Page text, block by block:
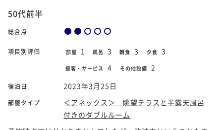
50代前半
総合点
項目別評価 部屋 1 風呂 3 朝食 3 夕食 3
接客・サービス 4 その他設備 2
宿泊日 2023年3月25日
部屋タイプ
＜アネックス＞ 眺望テラスと半露天風呂
付きのダブルルーム